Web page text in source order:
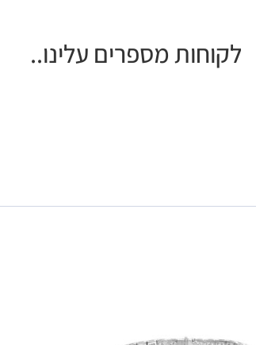
לקוחות מספרים עלינו..